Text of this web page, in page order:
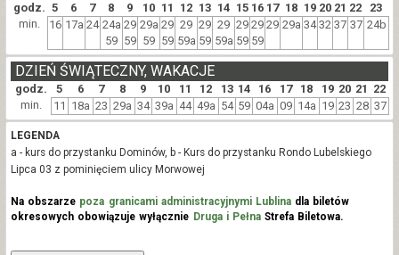
godz. 5 6 7 8 9 10 11 12 13 14 15 16 17 18 19 20 21 22 23
min. 16 17a 24 24a
59
29
59
29a
59
29
59
29
59a
29
59
29
59a
29
59
29
59
29 29a 34 32 37 37 24b
godz. 5 6 7 8 9 10 11 12 13 14 16 17 18 19 20 21 22
DZIEŃ ŚWIĄTECZNY, WAKACJE
min. 11 18a 23 29a 34 39a 44 49a 54 59 04a 09 14a 19 23 28 37
LEGENDA
a - kurs do przystanku Dominów, b - Kurs do przystanku Rondo Lubelskiego
Lipca 03 z pominięciem ulicy Morwowej
Na obszarze poza granicami administracyjnymi Lublinadla biletów
okresowych obowiązuje wyłącznie Druga i PełnaStrefa Biletowa.